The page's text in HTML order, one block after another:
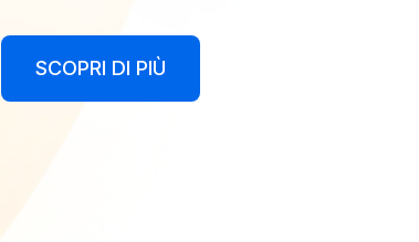
SCOPRI DI PIÙ